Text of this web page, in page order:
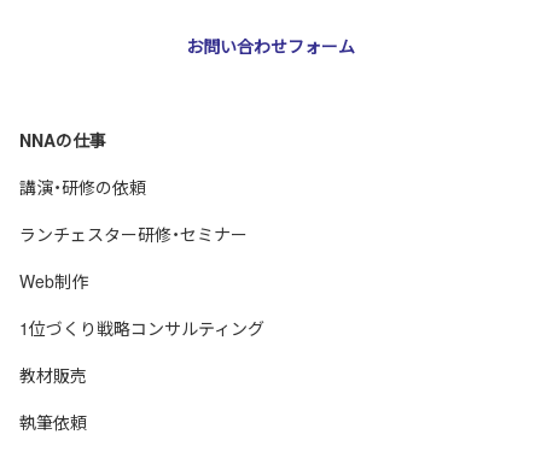
お問い合わせフォーム
NNAの仕事
講演・研修の依頼
ランチェスター研修・セミナー
Web制作
1位づくり戦略コンサルティング
教材販売
執筆依頼